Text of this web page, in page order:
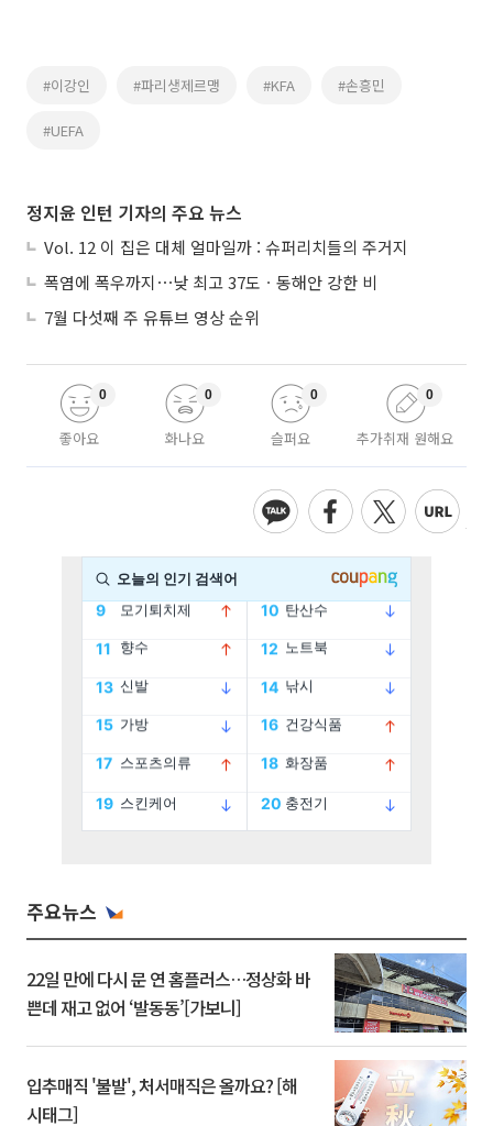
#이강인 #파리생제르맹 #KFA #손흥민
#UEFA
정지윤 인턴 기자의 주요 뉴스
Vol. 12 이 집은 대체 얼마일까 : 슈퍼리치들의 주거지
폭염에 폭우까지⋯낮 최고 37도ㆍ동해안 강한 비
7월 다섯째 주 유튜브 영상 순위
좋아요
0
화나요
0
슬퍼요
0
추가취재 원해요
0
주요뉴스
22일 만에 다시 문 연 홈플러스…정상화 바
쁜데 재고 없어 ‘발동동’[가보니]
입추매직 '불발', 처서매직은 올까요? [해
시태그]